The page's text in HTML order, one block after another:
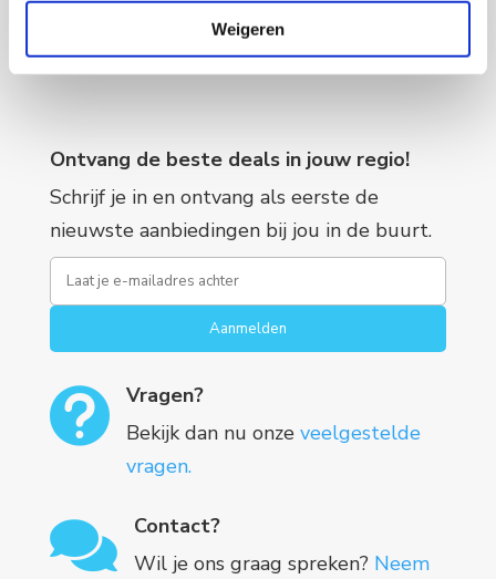
Weigeren
Ontvang de beste deals in jouw regio!
Schrijf je in en ontvang als eerste de
nieuwste aanbiedingen bij jou in de buurt.
Aanmelden

Vragen?
Bekijk dan nu onze veelgestelde
vragen.

Contact?
Wil je ons graag spreken? Neem